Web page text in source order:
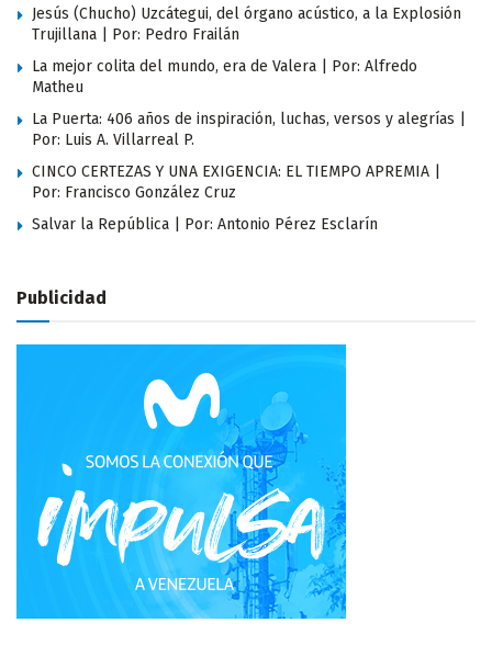
Jesús (Chucho) Uzcátegui, del órgano acústico, a la Explosión
Trujillana | Por: Pedro Frailán
La mejor colita del mundo, era de Valera | Por: Alfredo
Matheu
La Puerta: 406 años de inspiración, luchas, versos y alegrías |
Por: Luis A. Villarreal P.
CINCO CERTEZAS Y UNA EXIGENCIA: EL TIEMPO APREMIA |
Por: Francisco González Cruz
Salvar la República | Por: Antonio Pérez Esclarín
Publicidad